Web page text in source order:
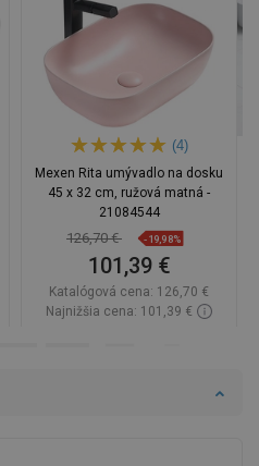
(4)
Mexen Rita umývadlo na dosku
45 x 32 cm, ružová matná -
21084544
126,70 € -19,98%
101,39 €
Katalógová cena: 126,70 €
Najnižšia cena: 101,39 €